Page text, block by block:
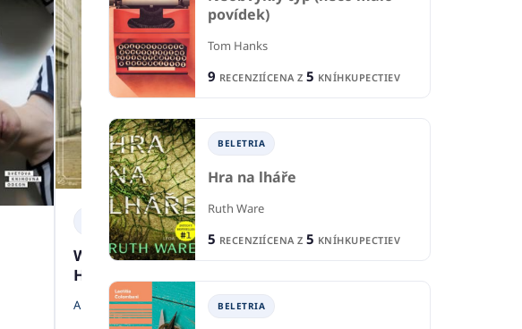
BELETRIA
Within These Gilded
Halls
Abigail Wilson
povídek)
Tom Hanks
9 RECENZIÍCENA Z 5 KNÍHKUPECTIEV
BELETRIA
Hra na lháře
Ruth Ware
5 RECENZIÍCENA Z 5 KNÍHKUPECTIEV
BELETRIA